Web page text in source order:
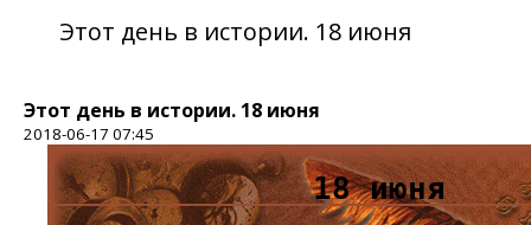
Этот день в истории. 18 июня
Этот день в истории. 18 июня
2018-06-17 07:45
18 июня